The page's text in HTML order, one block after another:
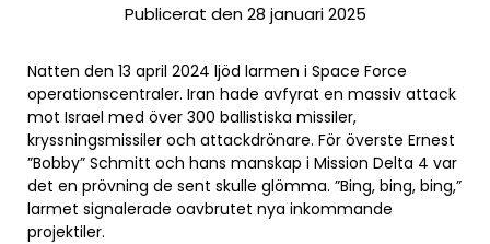
Publicerat den 28 januari 2025
Natten den 13 april 2024 ljöd larmen i Space Force
operationscentraler. Iran hade avfyrat en massiv attack
mot Israel med över 300 ballistiska missiler,
kryssningsmissiler och attackdrönare. För överste Ernest
”Bobby” Schmitt och hans manskap i Mission Delta 4 var
det en prövning de sent skulle glömma. ”Bing, bing, bing,”
larmet signalerade oavbrutet nya inkommande
projektiler.